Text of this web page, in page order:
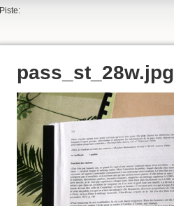
Piste:
pass_st_28w.jpg